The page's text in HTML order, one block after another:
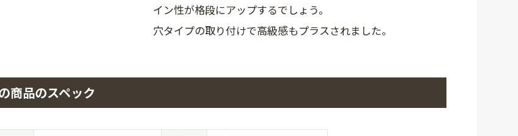
イン性が格段にアップするでしょう。
穴タイプの取り付けで高級感もプラスされました。
商品のスペック